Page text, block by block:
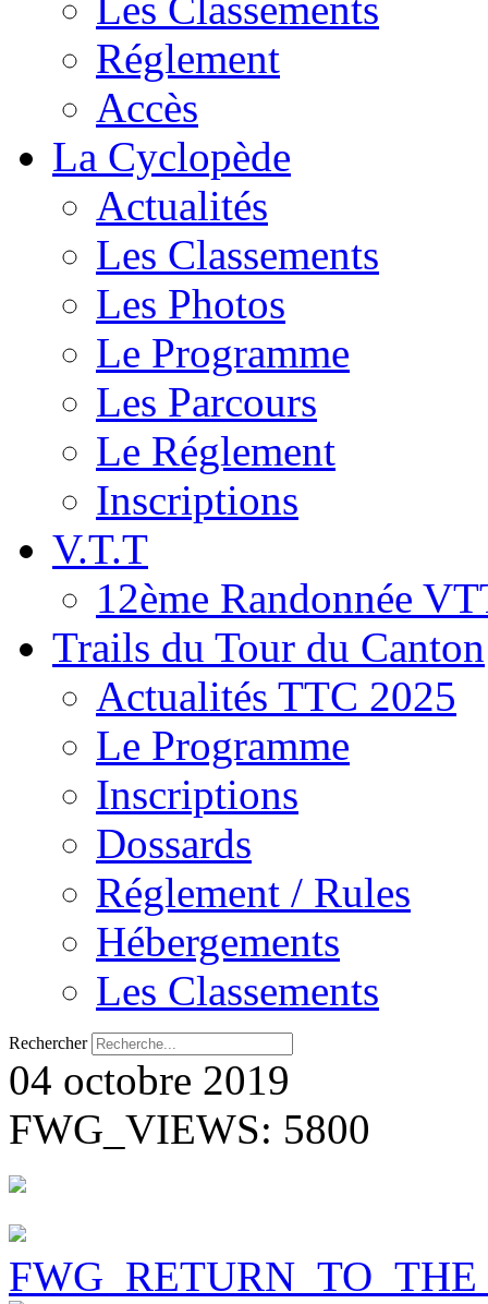
Réglement
Accès
La Cyclopède
Actualités
Les Classements
Les Photos
Le Programme
Les Parcours
Le Réglement
Inscriptions
V.T.T
12ème Randonnée
Trails du Tour du Canton
Actualités TTC 2025
Le Programme
Inscriptions
Dossards
Réglement / Rules
Hébergements
Les Classements
Rechercher
04 octobre 2019
FWG_VIEWS: 5800